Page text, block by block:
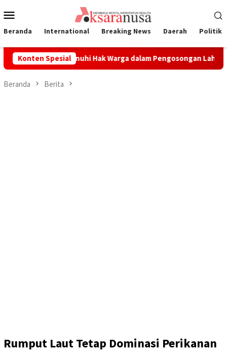
ke
Mobile
Beranda International Breaking News Daerah Politik
Konten Spesial
Penuhi Hak Warga dalam Pengosongan Lahan Laoli
Beranda Berita
Rumput Laut Tetap Dominasi Perikanan